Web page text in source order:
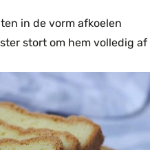
in de vorm afkoelen
stort om hem volledig af